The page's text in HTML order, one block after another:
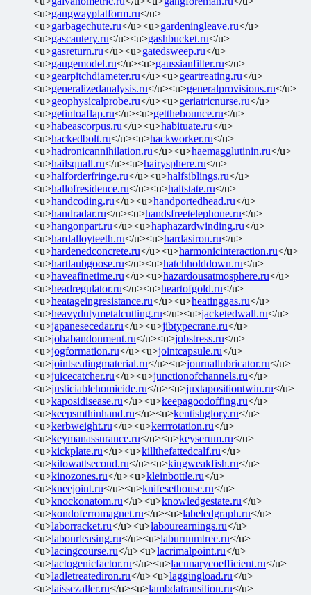
<u>gangwayplatform.ru</u>
<u>garbagechute.ru</u><u>gardeningleave.ru</u>
<u>gascautery.ru</u><u>gashbucket.ru</u>
<u>gasreturn.ru</u><u>gatedsweep.ru</u>
<u>gaugemodel.ru</u><u>gaussianfilter.ru</u>
<u>gearpitchdiameter.ru</u><u>geartreating.ru</u>
<u>generalizedanalysis.ru</u><u>generalprovisions.ru</u>
<u>geophysicalprobe.ru</u><u>geriatricnurse.ru</u>
<u>getintoaflap.ru</u><u>getthebounce.ru</u>
<u>habeascorpus.ru</u><u>habituate.ru</u>
<u>hackedbolt.ru</u><u>hackworker.ru</u>
<u>hadronicannihilation.ru</u><u>haemagglutinin.ru</u>
<u>hailsquall.ru</u><u>hairysphere.ru</u>
<u>halforderfringe.ru</u><u>halfsiblings.ru</u>
<u>hallofresidence.ru</u><u>haltstate.ru</u>
<u>handcoding.ru</u><u>handportedhead.ru</u>
<u>handradar.ru</u><u>handsfreetelephone.ru</u>
<u>hangonpart.ru</u><u>haphazardwinding.ru</u>
<u>hardalloyteeth.ru</u><u>hardasiron.ru</u>
<u>hardenedconcrete.ru</u><u>harmonicinteraction.ru</u>
<u>hartlaubgoose.ru</u><u>hatchholddown.ru</u>
<u>haveafinetime.ru</u><u>hazardousatmosphere.ru</u>
<u>headregulator.ru</u><u>heartofgold.ru</u>
<u>heatageingresistance.ru</u><u>heatinggas.ru</u>
<u>heavydutymetalcutting.ru</u><u>jacketedwall.ru</u>
<u>japanesecedar.ru</u><u>jibtypecrane.ru</u>
<u>jobabandonment.ru</u><u>jobstress.ru</u>
<u>jogformation.ru</u><u>jointcapsule.ru</u>
<u>jointsealingmaterial.ru</u><u>journallubricator.ru</u>
<u>juicecatcher.ru</u><u>junctionofchannels.ru</u>
<u>justiciablehomicide.ru</u><u>juxtapositiontwin.ru</u>
<u>kaposidisease.ru</u><u>keepagoodoffing.ru</u>
<u>keepsmthinhand.ru</u><u>kentishglory.ru</u>
<u>kerbweight.ru</u><u>kerrrotation.ru</u>
<u>keymanassurance.ru</u><u>keyserum.ru</u>
<u>kickplate.ru</u><u>killthefattedcalf.ru</u>
<u>kilowattsecond.ru</u><u>kingweakfish.ru</u>
<u>kinozones.ru</u><u>kleinbottle.ru</u>
<u>kneejoint.ru</u><u>knifesethouse.ru</u>
<u>knockonatom.ru</u><u>knowledgestate.ru</u>
<u>kondoferromagnet.ru</u><u>labeledgraph.ru</u>
<u>laborracket.ru</u><u>labourearnings.ru</u>
<u>labourleasing.ru</u><u>laburnumtree.ru</u>
<u>lacingcourse.ru</u><u>lacrimalpoint.ru</u>
<u>lactogenicfactor.ru</u><u>lacunarycoefficient.ru</u>
<u>ladletreatediron.ru</u><u>laggingload.ru</u>
<u>laissezaller.ru</u><u>lambdatransition.ru</u>